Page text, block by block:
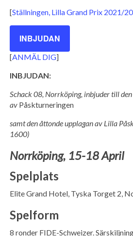
[Ställningen, Lilla Grand Prix 2021/
INBJUDAN
[ANMÄL DIG]
INBJUDAN:
Schack 08, Norrköping, inbjuder till
av Påskturneringen
samt den åttonde upplagan av Lilla På
1600)
Norrköping, 15-18 April
Spelplats
Elite Grand Hotel, Tyska Torget 2,
Spelform
8 ronder FIDE-Schweizer.